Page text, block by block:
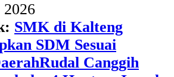
SMK di Kalteng
SDM Sesuai
Rudal Canggih